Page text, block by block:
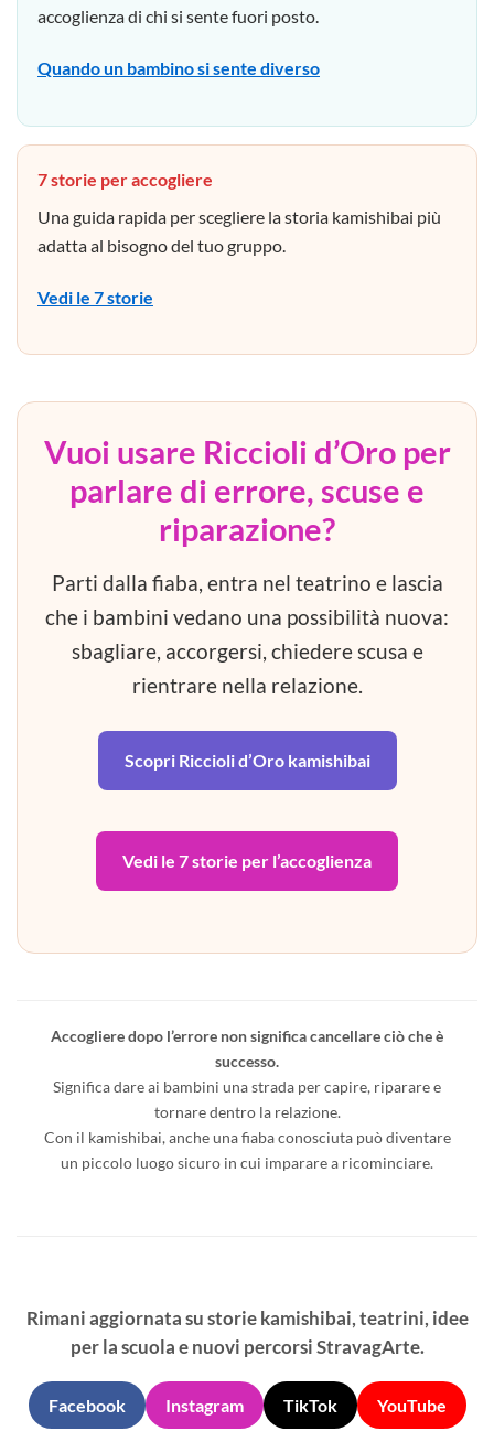
accoglienza di chi si sente fuori posto.
Quando un bambino si sente diverso
7 storie per accogliere
Una guida rapida per scegliere la storia kamishibai più
adatta al bisogno del tuo gruppo.
Vedi le 7 storie
Vuoi usare Riccioli d’Oro per
parlare di errore, scuse e
riparazione?
Parti dalla fiaba, entra nel teatrino e lascia
che i bambini vedano una possibilità nuova:
sbagliare, accorgersi, chiedere scusa e
rientrare nella relazione.
Scopri Riccioli d’Oro kamishibai
Vedi le 7 storie per l’accoglienza
Accogliere dopo l’errore non significa cancellare ciò che è
successo.
Significa dare ai bambini una strada per capire, riparare e
tornare dentro la relazione.
Con il kamishibai, anche una fiaba conosciuta può diventare
un piccolo luogo sicuro in cui imparare a ricominciare.
Rimani aggiornata su storie kamishibai, teatrini, idee
per la scuola e nuovi percorsi StravagArte.
Facebook Instagram TikTok YouTube